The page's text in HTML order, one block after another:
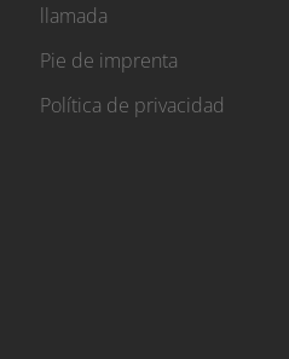
llamada
Pie de imprenta
Política de privacidad